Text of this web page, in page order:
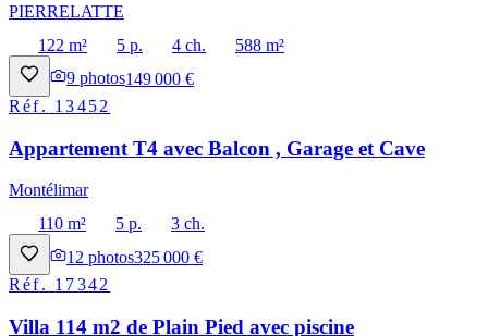
PIERRELATTE
122 m²
5 p. 4 ch.
588 m²
9 photos149 000 €
Réf. 13452
Appartement T4 avec Balcon , Garage et Cave
Montélimar
110 m²
5 p.
3 ch.
12 photos325 000 €
Réf. 17342
Villa 114 m2 de Plain Pied avec piscine